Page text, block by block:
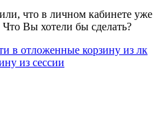
что в личном кабинете уже
Вы хотели бы сделать?
в отложенные корзину из лк
из сессии